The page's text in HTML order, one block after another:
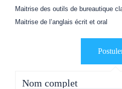
Maitrise des outils de bureautique
Maitrise de l’anglais écrit et oral
Nom complet